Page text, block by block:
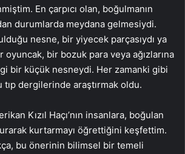
En çarpıcı olan, boğulmanın
durumlarda meydana gelmesiydi.
nesne, bir yiyecek parçasıydı ya
bir bozuk para veya ağızlarına
bir küçük nesneydi. Her zamanki gibi
tıp dergilerinde araştırmak oldu.
Kızıl Haçı’nın insanlara, boğulan
kurtarmayı öğrettiğini keşfettim.
bu önerinin bilimsel bir temeli